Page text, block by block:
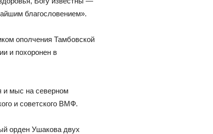
благословением».
ополчения Тамбовской
и похоронен в
и мыс на северном
и советского ВМФ.
орден Ушакова двух